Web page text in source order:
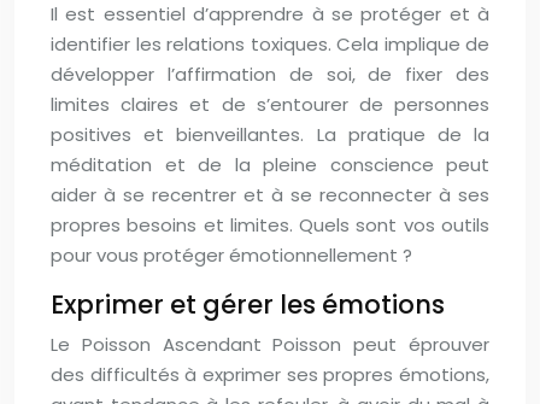
Il est essentiel d’apprendre à se protéger et à
identifier les relations toxiques. Cela implique de
développer l’affirmation de soi, de fixer des
limites claires et de s’entourer de personnes
positives et bienveillantes. La pratique de la
méditation et de la pleine conscience peut
aider à se recentrer et à se reconnecter à ses
propres besoins et limites. Quels sont vos outils
pour vous protéger émotionnellement ?
Exprimer et gérer les émotions
Le Poisson Ascendant Poisson peut éprouver
des difficultés à exprimer ses propres émotions,